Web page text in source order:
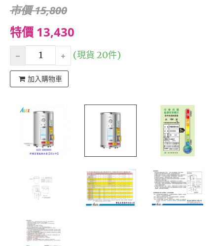
市價 15,800
特價 13,430
(現貨 20件)
加入購物車